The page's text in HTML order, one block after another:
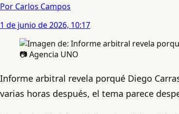
Por Carlos Campos
1 de junio de 2026, 10:17
📷 Agencia UNO
Informe arbitral revela porqué Diego
varias horas después, el tema parece